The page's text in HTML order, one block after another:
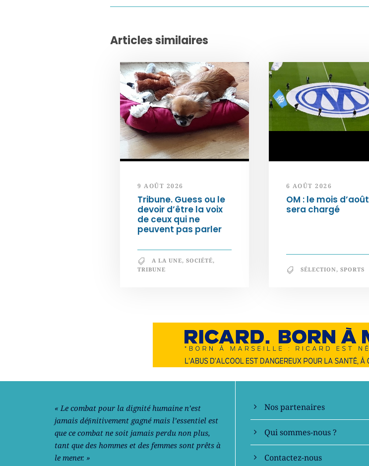
Articles similaires
9 AOÛT 2026
Tribune. Guess ou le
devoir d’être la voix
de ceux qui ne
peuvent pas parler
A LA UNE, SOCIÉTÉ,
TRIBUNE
6 AOÛT 2026
OM : le mois d’août
sera chargé
SÉLECTION, SPORTS
Notre philosophie
« Le combat pour la dignité humaine n’est
jamais déﬁnitivement gagné mais l’essentiel est
que ce combat ne soit jamais perdu non plus,
tant que des hommes et des femmes sont prêts à
le mener. »
En savoir +
Nos partenaires
Qui sommes-nous ?
Contactez-nous